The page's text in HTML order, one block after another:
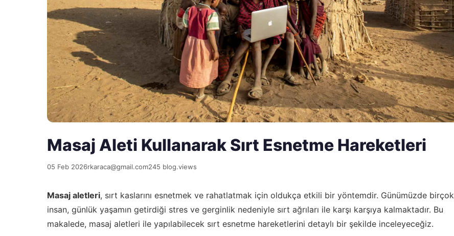
Masaj Aleti Kullanarak Sırt Esnetme Hareketleri
05 Feb 2026rkaraca@gmail.com245 blog.views
Masaj aletleri, sırt kaslarını esnetmek ve rahatlatmak için oldukça etkili bir yöntemdir. Günümüzde birçok
insan, günlük yaşamın getirdiği stres ve gerginlik nedeniyle sırt ağrıları ile karşı karşıya kalmaktadır. Bu
makalede, masaj aletleri ile yapılabilecek sırt esnetme hareketlerini detaylı bir şekilde inceleyeceğiz.